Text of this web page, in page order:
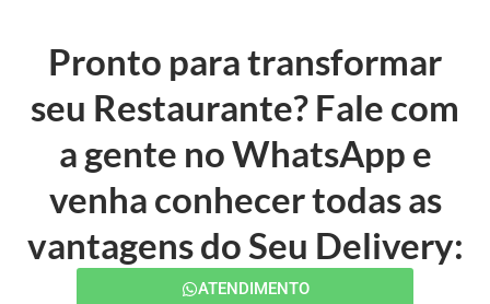
Pronto para transformar
seu Restaurante? Fale com
a gente no WhatsApp e
venha conhecer todas as
vantagens do Seu Delivery:
ATENDIMENTO